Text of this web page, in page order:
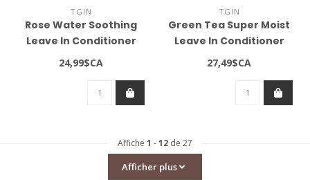
TGIN
Rose Water Soothing
Leave In Conditioner
(13oz)
24,99$CA
TGIN
Green Tea Super Moist
Leave In Conditioner
(13oz)
27,49$CA
Affiche 1 -12 de 27
Afficher plus